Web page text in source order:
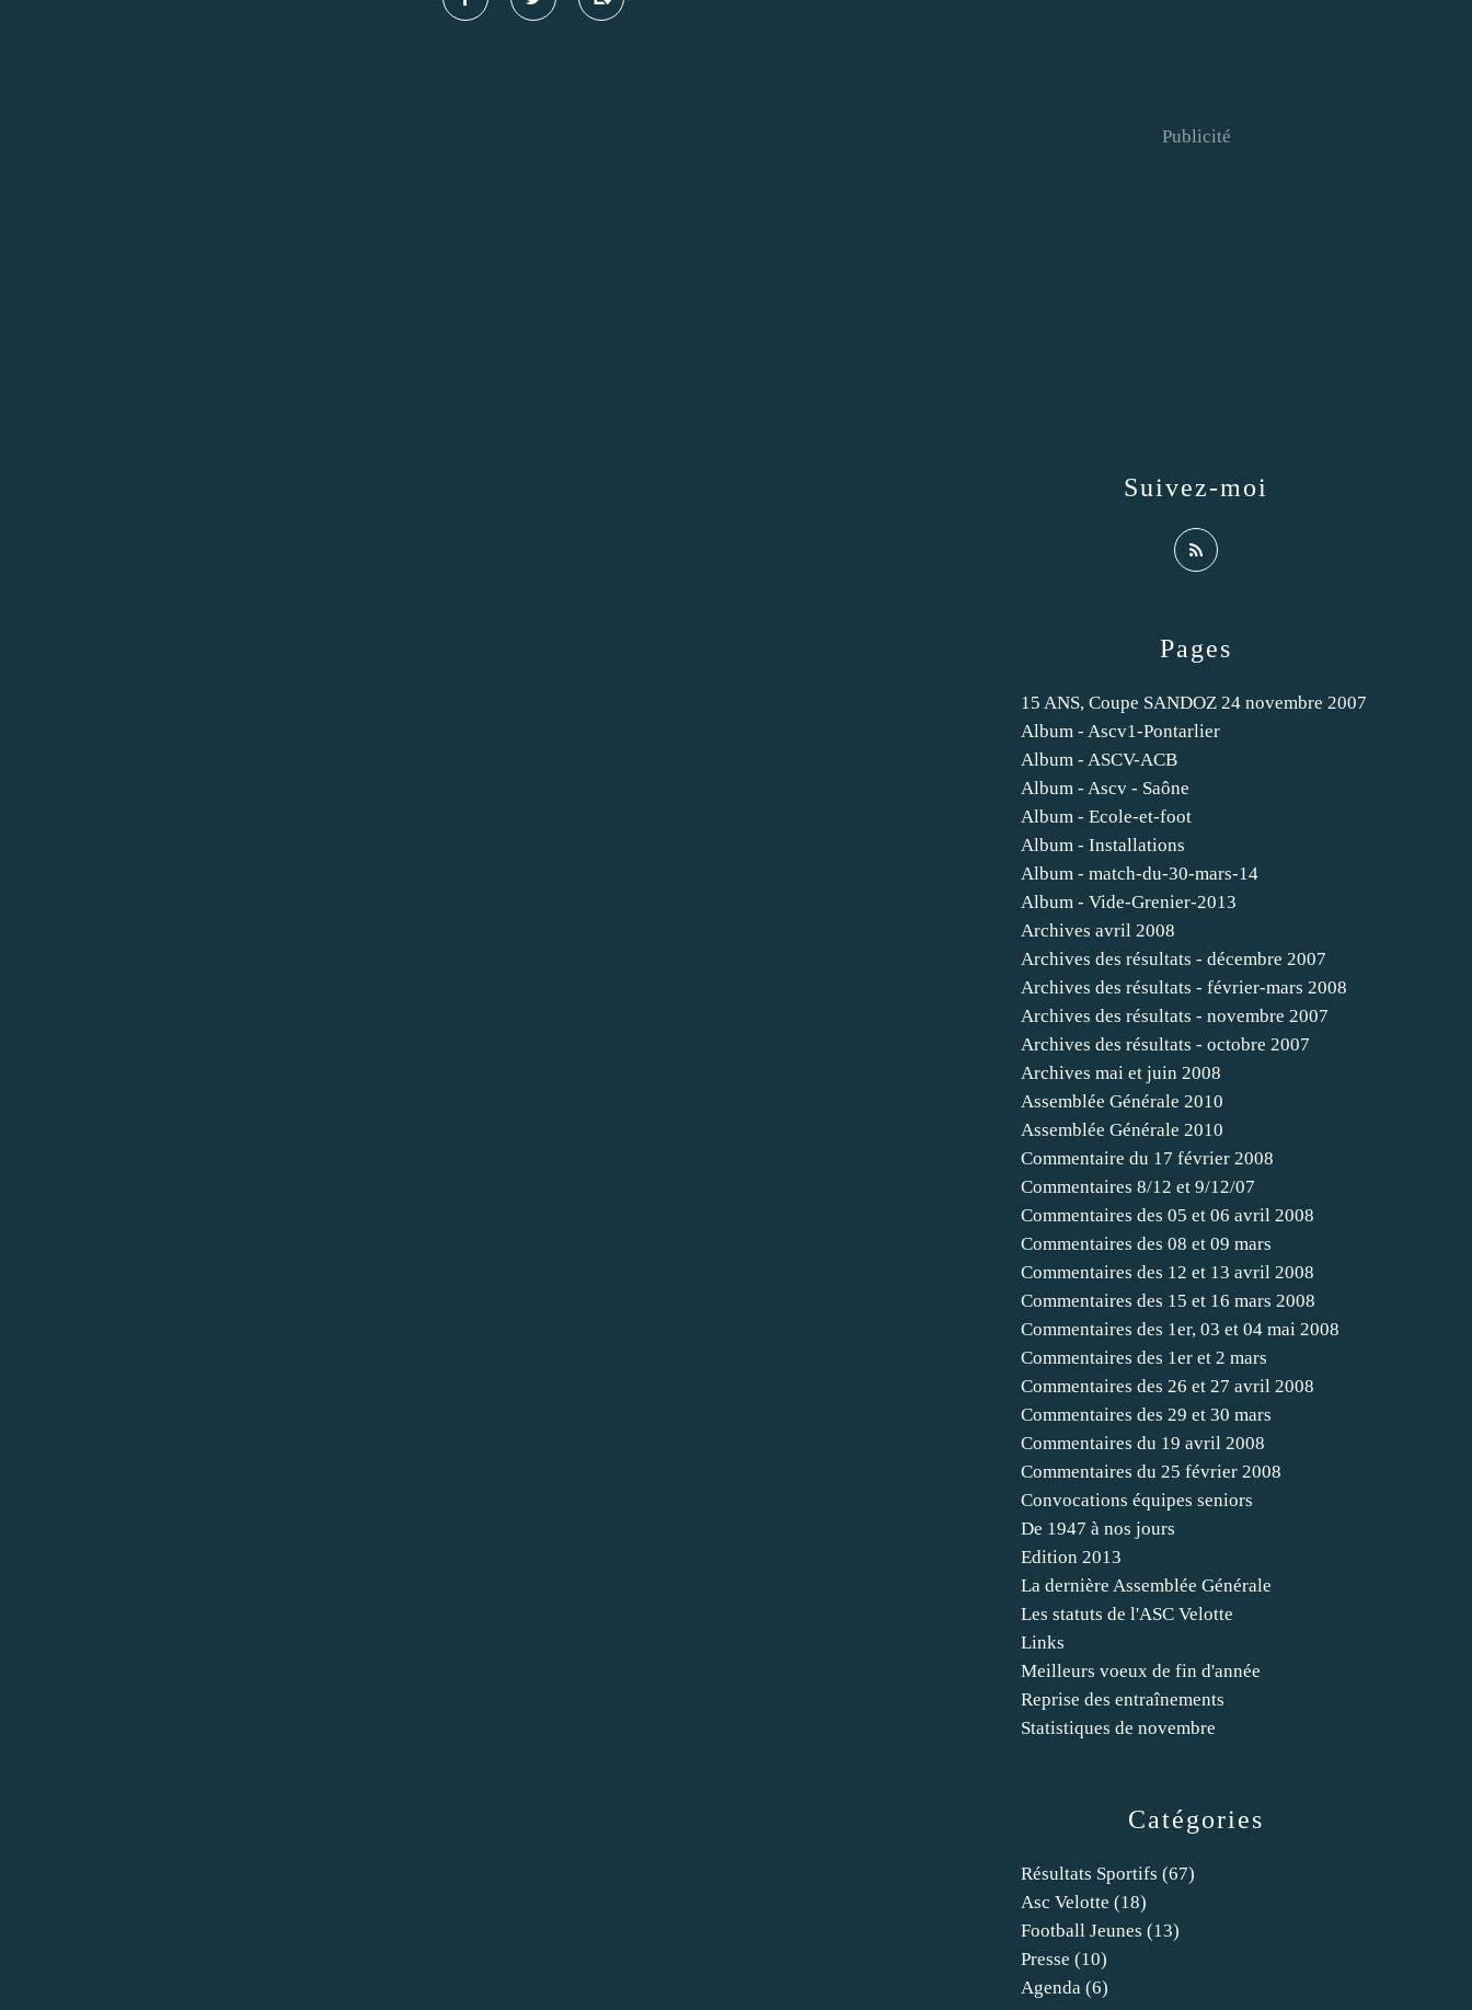
Catégories
Résultats Sportifs (67)
Asc Velotte (18)
Football Jeunes (13)
Presse (10)
Agenda (6)
Pages
15 ANS, Coupe SANDOZ 24 novembre 2007
Album - Ascv1-Pontarlier
Album - ASCV-ACB
Album - Ascv - Saône
Album - Ecole-et-foot
Album - Installations
Album - match-du-30-mars-14
Album - Vide-Grenier-2013
Archives avril 2008
Archives des résultats - décembre 2007
Archives des résultats - février-mars 2008
Archives des résultats - novembre 2007
Archives des résultats - octobre 2007
Archives mai et juin 2008
Assemblée Générale 2010
Assemblée Générale 2010
Commentaire du 17 février 2008
Commentaires 8/12 et 9/12/07
Commentaires des 05 et 06 avril 2008
Commentaires des 08 et 09 mars
Commentaires des 12 et 13 avril 2008
Commentaires des 15 et 16 mars 2008
Commentaires des 1er, 03 et 04 mai 2008
Commentaires des 1er et 2 mars
Commentaires des 26 et 27 avril 2008
Commentaires des 29 et 30 mars
Commentaires du 19 avril 2008
Commentaires du 25 février 2008
Convocations équipes seniors
De 1947 à nos jours
Edition 2013
La dernière Assemblée Générale
Les statuts de l'ASC Velotte
Links
Meilleurs voeux de fin d'année
Reprise des entraînements
Statistiques de novembre
Suivez-moi
Publicité